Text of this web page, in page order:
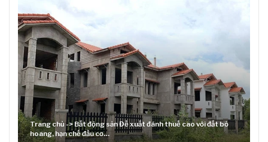
đánh thuế cao với đất bỏ
Lãi suất neo cao và cuộc tái cơ cấu